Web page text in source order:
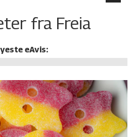
fra Freia
eAvis: